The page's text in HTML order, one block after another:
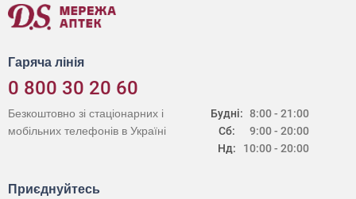
Гаряча лінія
0 800 30 20 60
Будні:
Сб:
Нд:
8:00 - 21:00
9:00 - 20:00
10:00 - 20:00
Безкоштовно зі стаціонарних і
мобільних телефонів в Україні
Приєднуйтесь